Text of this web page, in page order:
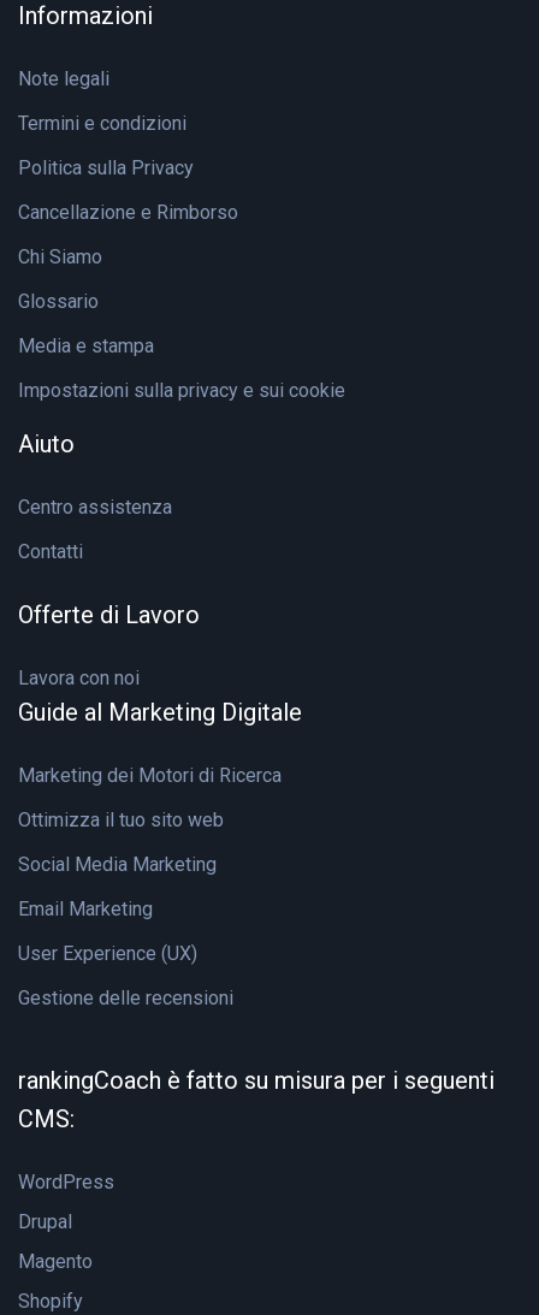
Informazioni
Note legali
Termini e condizioni
Politica sulla Privacy
Cancellazione e Rimborso
Chi Siamo
Glossario
Media e stampa
Impostazioni sulla privacy e sui cookie
Aiuto
Centro assistenza
Contatti
Offerte di Lavoro
Lavora con noi
Guide al Marketing Digitale
Marketing dei Motori di Ricerca
Ottimizza il tuo sito web
Social Media Marketing
Email Marketing
User Experience (UX)
Gestione delle recensioni
rankingCoach è fatto su misura per i seguenti
CMS:
WordPress
Drupal
Magento
Shopify